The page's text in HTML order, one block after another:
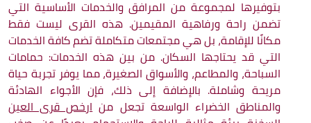
بتوفيرها لمجموعة من المرافق والخدمات الأساسية التي
تضمن راحة ورفاهية المقيمين. هذه القرى ليست فقط
مكانًا للإقامة، بل هي مجتمعات متكاملة تضم كافة الخدمات
التي قد يحتاجها السكان. من بين هذه الخدمات: حمامات
السباحة، والمطاعم، والأسواق الصغيرة، مما يوفر تجربة حياة
مريحة وشاملة. بالإضافة إلى ذلك، فإن الأجواء الهادئة
والمناطق الخضراء الواسعة تجعل منارخص قرى العين